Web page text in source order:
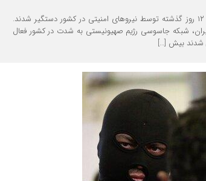
بیش از ۷۰۰ نفر از عوامل وابسته به رژیم صهیونی طی ۱۲ روز گذشته توسط نیروهای امنیتی در کشور دستگیر شدند.
شبکه جاسوسی رژیم صهیونیستی به شدت در کشور فعال